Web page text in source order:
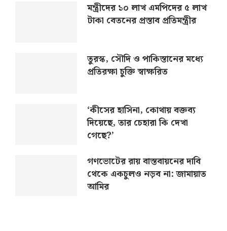
মন্ত্রীদের ১০ লাখ এমপিদের ৫ লাখ
টাকা বেতনের প্রস্তাব প্রতিমন্ত্রীর
তুরস্ক, সৌদি ও পাকিস্তানের মধ্যে
প্রতিরক্ষা চুক্তি স্বাক্ষরিত
‘কীসের হাসিনা, কোথায় বক্তব্য
দিয়েছে, তার চেহারা কি দেখা
গেছে?’
গণভোটের রায় বাস্তবায়নের দাবি
থেকে একচুলও নড়ব না: জামায়াত
আমির